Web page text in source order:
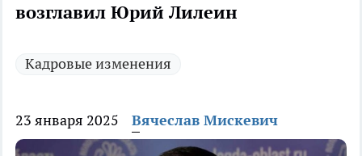
возглавил Юрий Лилеин
Кадровые изменения
23 января 2025 Вячеслав Мискевич